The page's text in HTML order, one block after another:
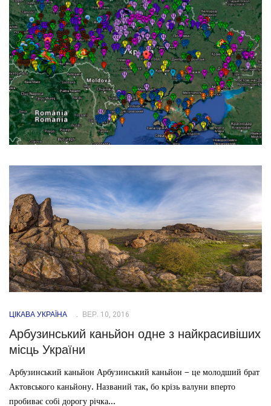
ЦІКАВА УКРАЇНА ВЕР. 10, 2016
Арбузинський каньйон одне з найкрасивіших
місць України
Арбузинський каньйон Арбузинський каньйон – це молодший брат
Актовського каньйону. Названий так, бо крізь валуни вперто
пробиває собі дорогу річка...